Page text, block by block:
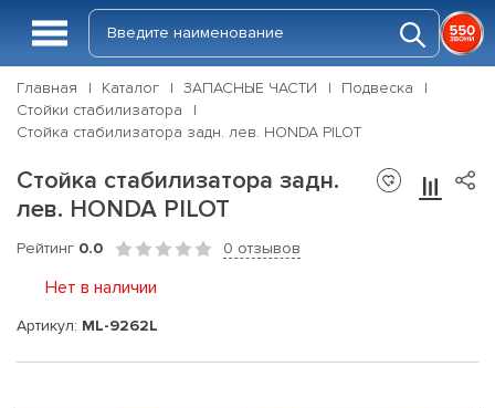
Главная Каталог ЗАПАСНЫЕ ЧАСТИ
Подвеска
Стойки стабилизатора
Стойка стабилизатора задн. лев. HONDA PILOT
Стойка стабилизатора задн.
лев. HONDA PILOT
Рейтинг 0.0 0 отзывов
Нет в наличии
Артикул: ML-9262L